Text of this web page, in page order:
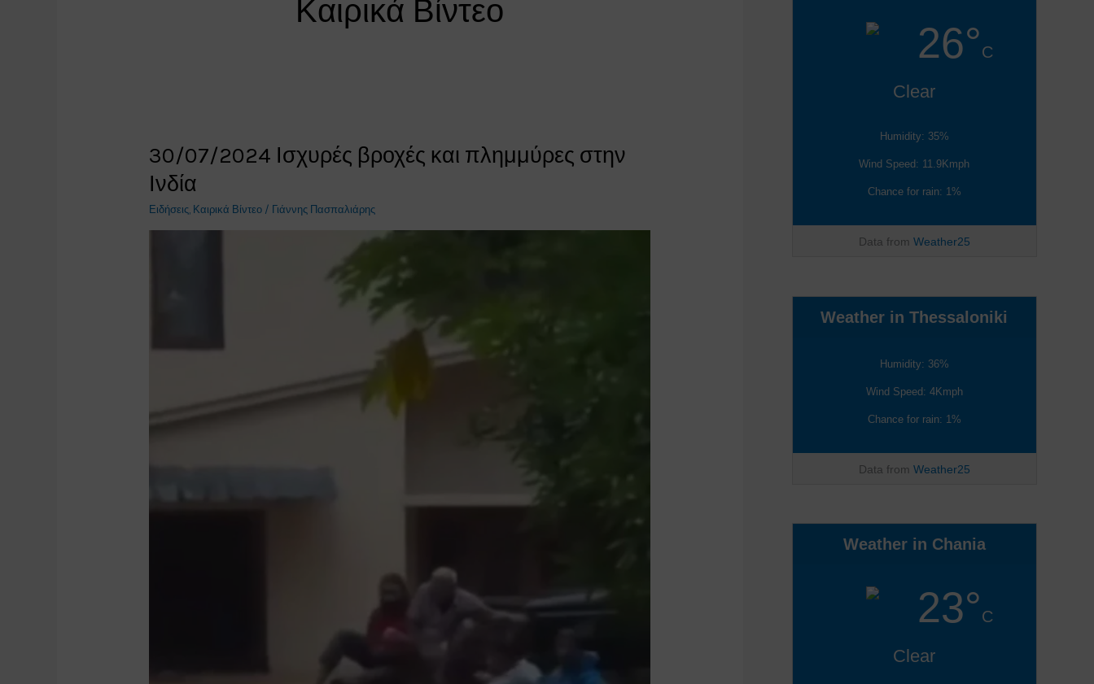
Καιρικά Βίντεο
30/07/2024 Ισχυρές βροχές και πλημμύρες στην
Ινδία
Ειδήσεις, Καιρικά Βίντεο / Γιάννης Πασπαλιάρης
26°C
Clear
Humidity: 35%
Wind Speed: 11.9Kmph
Chance for rain: 1%
Data from Weather25
Weather in Thessaloniki
Humidity: 36%
Wind Speed: 4Kmph
Chance for rain: 1%
Data from Weather25
Weather in Chania
23°C
Clear